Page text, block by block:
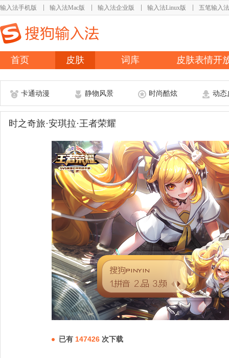
输入法手机版 输入法Mac版 输入法企业版 输入法Linux版 五笔输入法
首页 皮肤 词库 皮肤表情开
卡通动漫 静物风景 时尚酷炫 动态
时之奇旅·安琪拉·王者荣耀
已有 147426 次下载